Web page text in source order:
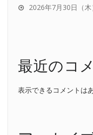
2026年7月30日（
最近のコ
表示できるコメントは